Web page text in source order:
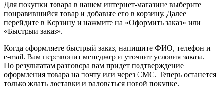
Для покупки товара в нашем интернет-магазине выберите
понравившийся товар и добавьте его в корзину. Далее
перейдите в Корзину и нажмите на «Оформить заказ» или
«Быстрый заказ».
Когда оформляете быстрый заказ, напишите ФИО, телефон и
e-mail. Вам перезвонит менеджер и уточнит условия заказа.
По результатам разговора вам придет подтверждение
оформления товара на почту или через СМС. Теперь останется
только ждать доставки и радоваться новой покупке.